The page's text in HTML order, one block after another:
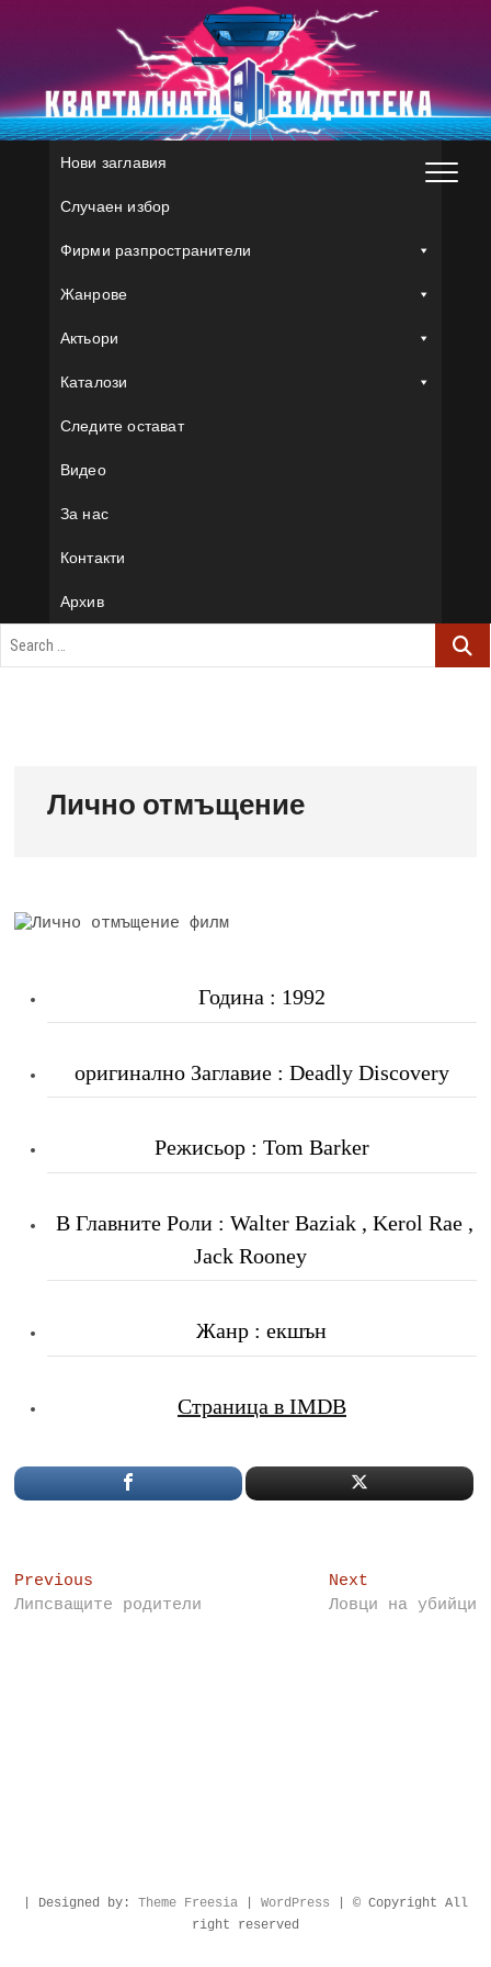
Нови заглавия
Случаен избор
Фирми разпространители
Жанрове
Актьори
Каталози
Следите остават
Видео
За нас
Контакти
Архив
Лично отмъщение
Година : 1992
оригинално Заглавие : Deadly Discovery
Режисьор : Tom Barker
В Главните Роли: Walter Baziak , Kerol Rae ,
Jack Rooney
Жанр : екшън
Страница в IMDB
Post
navigation
Previous
post:
Липсващите родители
NextNext
post:
Ловци на убийци
| Designed by: Theme Freesia| WordPress | © Copyright All
right reserved